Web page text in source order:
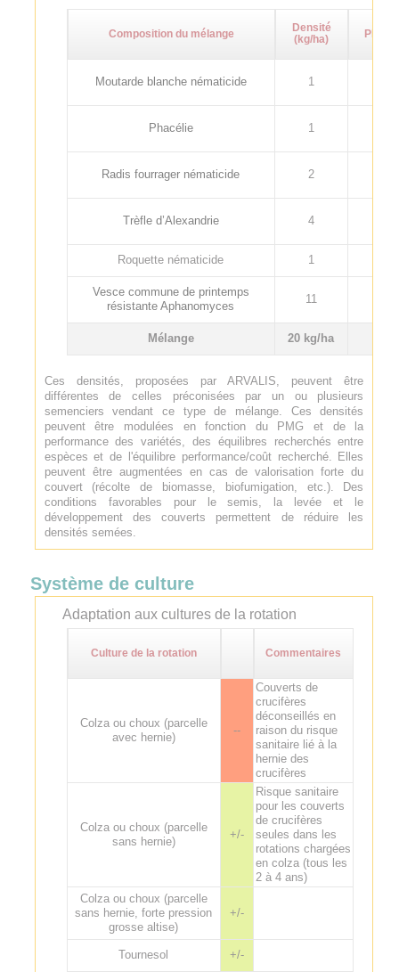
Composition du mélange
Densité
(kg/ha)
PMG
Moutarde blanche nématicide 1
Phacélie 1
Radis fourrager nématicide 2
Trèfle d’Alexandrie 4
Roquette nématicide 1
Vesce commune de printemps
résistante Aphanomyces
11
Mélange 20 kg/ha
Ces densités, proposées par ARVALIS, peuvent être
différentes de celles préconisées par un ou plusieurs
semenciers vendant ce type de mélange. Ces densités
peuvent être modulées en fonction du PMG et de la
performance des variétés, des équilibres recherchés entre
espèces et de l'équilibre performance/coût recherché. Elles
peuvent être augmentées en cas de valorisation forte du
couvert (récolte de biomasse, biofumigation, etc.). Des
conditions favorables pour le semis, la levée et le
développement des couverts permettent de réduire les
densités semées.
Système de culture
Adaptation aux cultures de la rotation
Culture de la rotation Commentaires
Colza ou choux (parcelle
avec hernie)
--
Couverts de
crucifères
déconseillés en
raison du risque
sanitaire lié à la
hernie des
crucifères
Colza ou choux (parcelle
sans hernie)
+/-
Risque sanitaire
pour les couverts
de crucifères
seules dans les
rotations chargées
en colza (tous les
2 à 4 ans)
Colza ou choux (parcelle
sans hernie, forte pression
grosse altise)
+/-
Tournesol +/-